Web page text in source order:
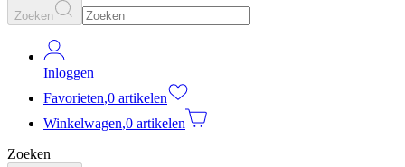
Zoeken
Inloggen
Favorieten,0 artikelen
Winkelwagen,0 artikelen
Zoeken